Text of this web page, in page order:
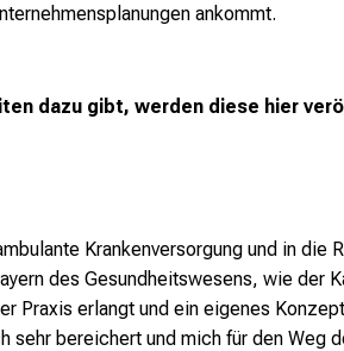
ankommt.
dazu gibt, werden diese hier
Krankenversorgung und in die
des Gesundheitswesens, wie der
Praxis erlangt und ein eigenes
sehr bereichert und mich für den Weg